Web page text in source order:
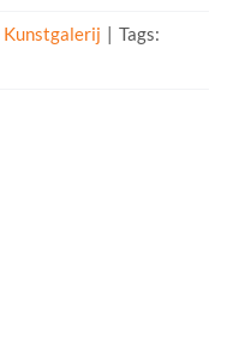
Kunstgalerij | Tags: